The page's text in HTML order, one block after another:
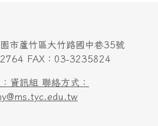
市蘆竹區大竹路國中巷35號
FAX：03-3235824
資訊組 聯絡方式：